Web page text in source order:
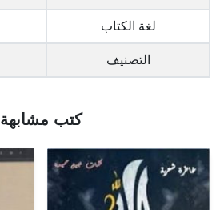
لغة الكتاب
التصنيف
كتب مشابهة